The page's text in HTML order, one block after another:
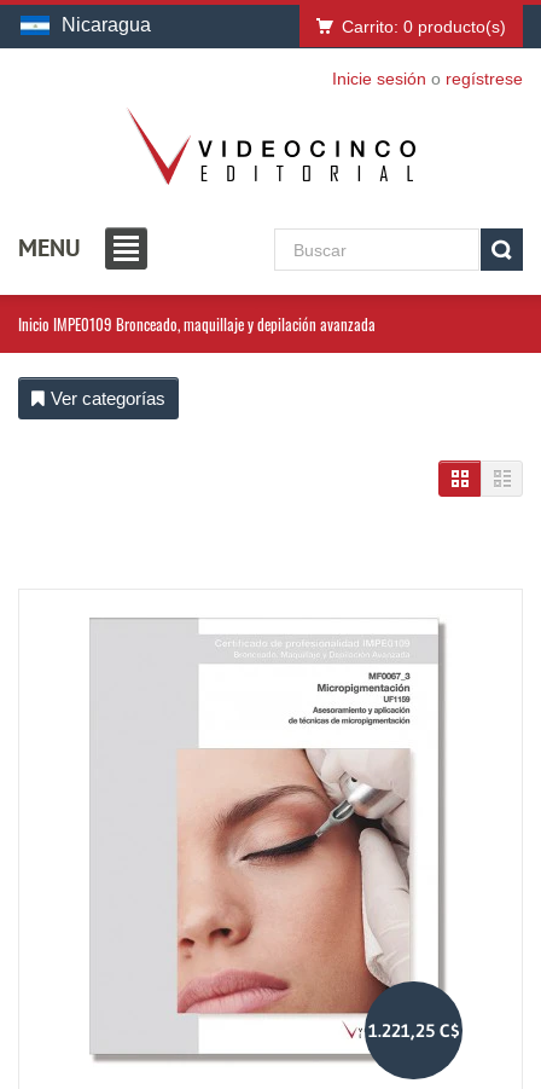
Nicaragua Carrito: 0 producto(s)
Inicie sesión o regístrese
MENU
Inicio IMPE0109 Bronceado, maquillaje y depilación avanzada
Ver categorías
1.221,25 C$